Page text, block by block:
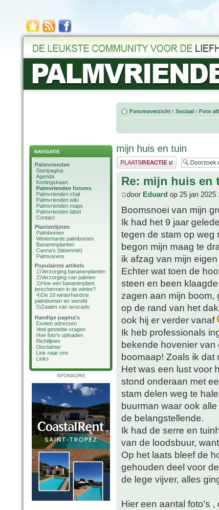
NAVIGATIE
Palmvrienden
Startpagina
Agenda
Kortingskaart
Palmvrienden forums
Palmvrienden chat
Palmvrienden wiki
Palmvrienden maps
Palmvrienden label
Contact
Plantenlijsten
Palmbomen
Winterharde palmbomen
Bananenplanten
Canna's (bloemriet)
Palmvarens
Populairste artikels
1)Verzorging bananenplanten
2)Verzorging van palmen
3)Hoe een bananenplant
beschermen in de winter?
4)De 10 winterhardste
palmbomen ter wereld
5)Zaaien van avocado
Handige pagina's
Exoten adressen
Veel gestelde vragen
Hoe foto's uploaden
Richtlijnen
Disclaimer
Link naar ons
Links
SPONSORS
Forumoverzicht ‹ Sociaal ‹ Foto
mijn huis en tuin
Plaats een reactie
Re: mijn huis en
door Eduard op 25 jan 2025
Boomsnoei van mijn
Ik had het 9 jaar
tegen de stam op weg
begon mijn maag te
ik afzag van mijn
Echter wat toen de
steen en been
zagen aan mijn
op de rand van het
ook hij er verder vanaf
Ik heb professionals
bekende hovenier van
boomaap! Zoals ik dat
Het was een lust voor
stond onderaan met
stam delen weg te
buurman waar ook
de belangstellende.
Ik had de serre en
van de loodsbuur,
Op het laats bleef de
gehouden deel voor
de lege vijver, alles
Hier een aantal foto's